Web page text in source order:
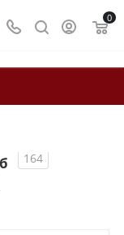
0
164